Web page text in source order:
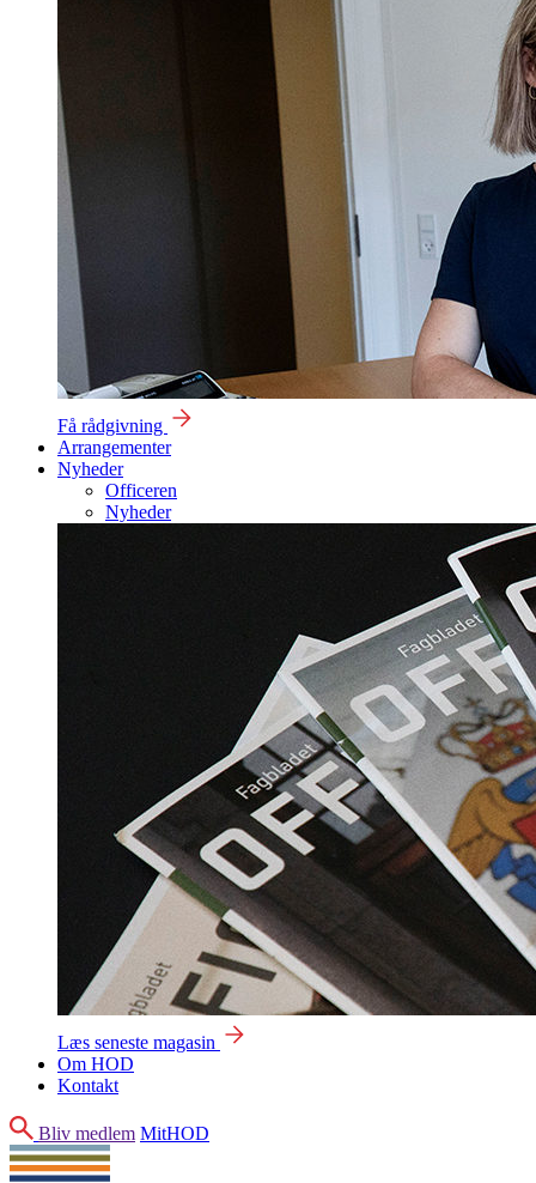
Få rådgivning
Arrangementer
Nyheder
Officeren
Nyheder
Læs seneste magasin
Om HOD
Kontakt
Søg
Bliv medlem MitHOD